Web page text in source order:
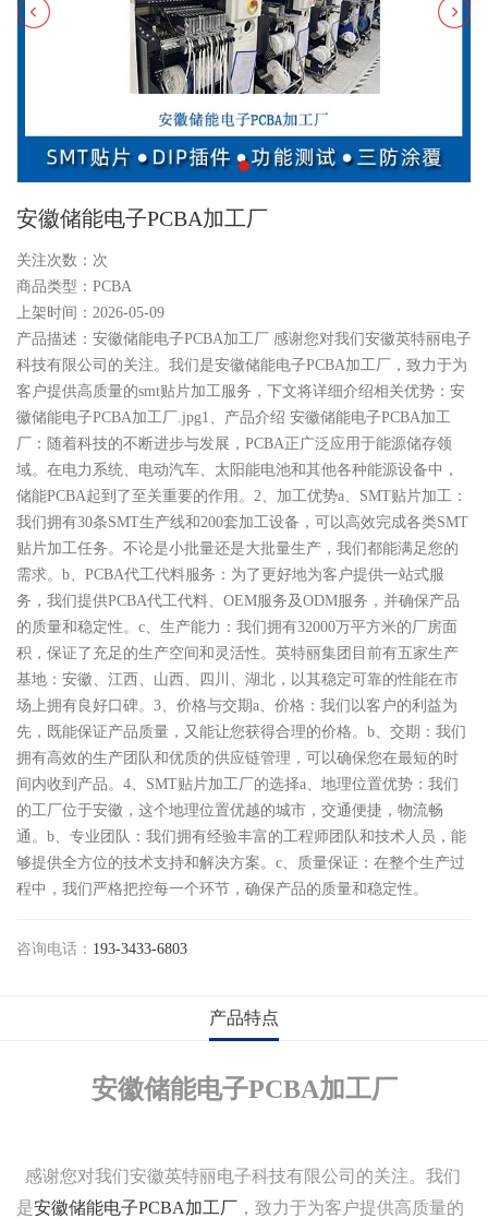
安徽储能电子PCBA加工厂
关注次数： 次
商品类型：PCBA
上架时间：2026-05-09
产品描述：安徽储能电子PCBA加工厂 感谢您对我们安徽英特丽电子
科技有限公司的关注。我们是安徽储能电子PCBA加工厂，致力于为
客户提供高质量的smt贴片加工服务，下文将详细介绍相关优势：安
徽储能电子PCBA加工厂.jpg1、产品介绍 安徽储能电子PCBA加工
厂：随着科技的不断进步与发展，PCBA正广泛应用于能源储存领
域。在电力系统、电动汽车、太阳能电池和其他各种能源设备中，
储能PCBA起到了至关重要的作用。2、加工优势a、SMT贴片加工​：
我们拥有30条SMT生产线和200套加工设备，可以高效完成各类SMT
贴片加工任务。不论是小批量还是大批量生产，我们都能满足您的
需求。b、PCBA代工代料服务：为了更好地为客户提供一站式服
务，我们提供PCBA代工代料、OEM服务及ODM服务，并确保产品
的质量和稳定性。c、生产能力：我们拥有32000万平方米的厂房面
积，保证了充足的生产空间和灵活性。英特丽集团目前有五家生产
基地：安徽、江西、山西、四川、湖北，以其稳定可靠的性能在市
场上拥有良好口碑。3、价格与交期a、价格：我们以客户的利益为
先，既能保证产品质量，又能让您获得合理的价格。b、交期：我们
拥有高效的生产团队和优质的供应链管理，可以确保您在最短的时
间内收到产品。4、SMT贴片加工厂的选择a、地理位置优势：我们
的工厂位于安徽，这个地理位置优越的城市，交通便捷，物流畅
通。b、专业团队：我们拥有经验丰富的工程师团队和技术人员，能
够提供全方位的技术支持和解决方案。c、质量保证：在整个生产过
程中，我们严格把控每一个环节，确保产品的质量和稳定性。
咨询电话： 193-3433-6803
产品特点
安徽储能电子PCBA加工厂
感谢您对我们安徽英特丽电子科技有限公司的关注。我们
是安徽储能电子PCBA加工厂 ，致力于为客户提供高质量的